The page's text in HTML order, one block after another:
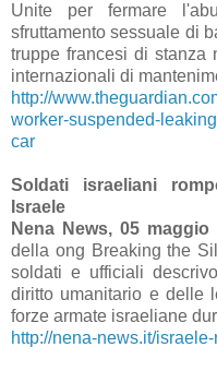
Unite per fermare
sfruttamento sessuale di
truppe francesi di stanza
internazionali di
http://
worker-suspended-
car
Soldati israeliani
Israele
Nena News, 05
della ong Breaking the
soldati e ufficiali
diritto umanitario e delle
forze armate israeliane
http://nena-news.it/